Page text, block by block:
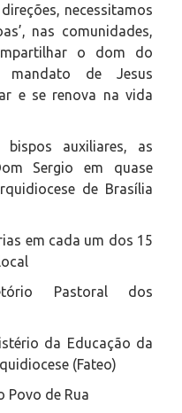
necessitamos
nas comunidades,
o dom do
de Jesus
e se renova na vida
auxiliares, as
Sergio em quase
de Brasília
em cada um dos 15
Pastoral dos
da Educação da
(Fateo)
Povo de Rua